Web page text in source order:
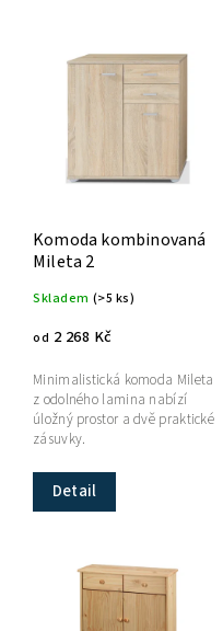
Nejprodávanější
Abecedně
Komoda kombinovaná
Mileta 2
Skladem (>5 ks)
od 2 268 Kč
Detail
Minimalistická komoda Mileta
z odolného lamina nabízí
úložný prostor a dvě praktické
zásuvky.